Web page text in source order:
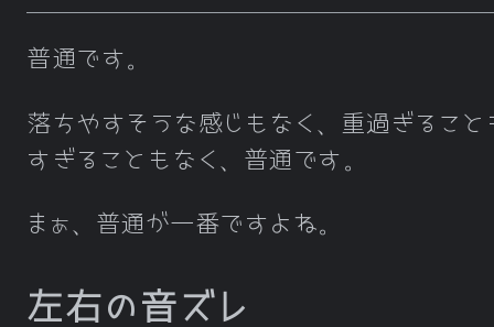
普通です。
落ちやすそうな感じもなく、重過ぎること
すぎることもなく、普通です。
まぁ、普通が一番ですよね。
左右の音ズレ